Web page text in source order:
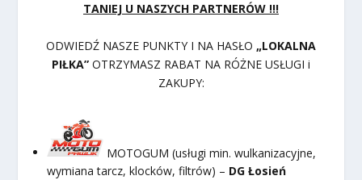
TANIEJ U NASZYCH PARTNERÓW !!!
ODWIEDŹ NASZE PUNKTY I NA HASŁO „LOKALNA
PIŁKA” OTRZYMASZ RABAT NA RÓŻNE USŁUGI i
ZAKUPY:
MOTOGUM (usługi min. wulkanizacyjne,
wymiana tarcz, klocków, filtrów) – DG Łosień